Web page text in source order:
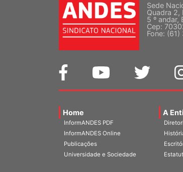
Sede
Quadra 2,
5 º andar,
Cep:
Fone:
Home
InformANDES PDF
InformANDES Online
Publicações
Universidade e Sociedade
A